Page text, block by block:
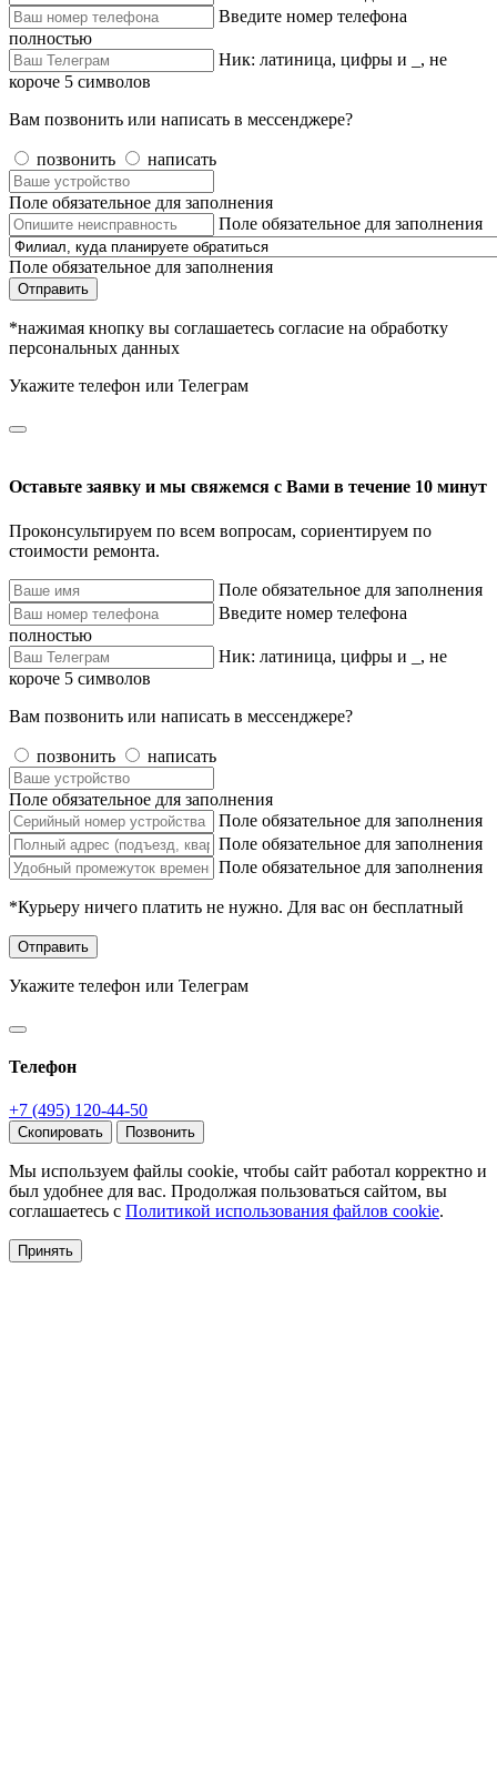
Введите номер телефона
полностью
Ник: латиница, цифры и _, не
короче 5 символов
Вам позвонить или написать в мессенджере?
позвонить написать
Поле обязательное для заполнения
Поле обязательное для заполнения
Поле обязательное для заполнения
Отправить
*нажимая кнопку вы соглашаетесь согласие на обработку
персональных данных
Укажите телефон или Телеграм
Оставьте заявку и мы свяжемся с Вами в течение 10 минут
Проконсультируем по всем вопросам, сориентируем по
стоимости ремонта.
Поле обязательное для заполнения
Введите номер телефона
полностью
Ник: латиница, цифры и _, не
короче 5 символов
Вам позвонить или написать в мессенджере?
позвонить написать
Поле обязательное для заполнения
Поле обязательное для заполнения
Поле обязательное для заполнения
Поле обязательное для заполнения
*Курьеру ничего платить не нужно. Для вас он бесплатный
Отправить
Укажите телефон или Телеграм
Телефон
+7 (495) 120-44-50
Скопировать Позвонить
Мы используем файлы cookie, чтобы сайт работал корректно и
был удобнее для вас. Продолжая пользоваться сайтом, вы
соглашаетесь с Политикой использования файлов cookie.
Принять